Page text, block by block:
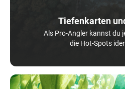
Tiefenkarten
Als Pro-Angler kannst du
die Hot-Spots